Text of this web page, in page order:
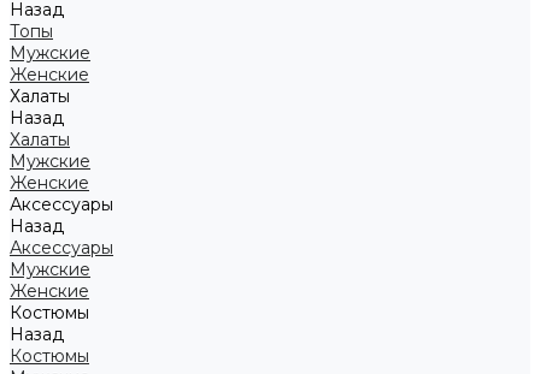
Назад
Топы
Мужские
Женские
Халаты
Назад
Халаты
Мужские
Женские
Аксессуары
Назад
Аксессуары
Мужские
Женские
Костюмы
Назад
Костюмы